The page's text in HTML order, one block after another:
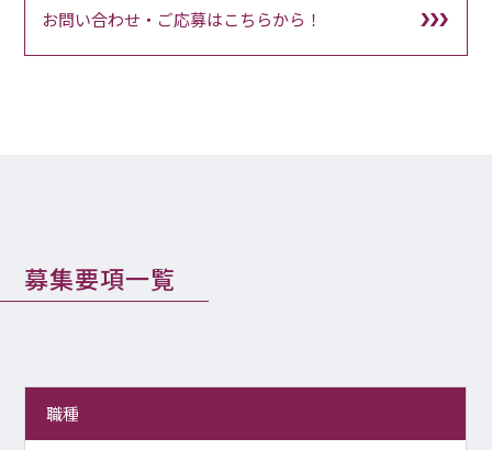
お問い合わせ・ご応募はこちらから！
募集要項一覧
職種